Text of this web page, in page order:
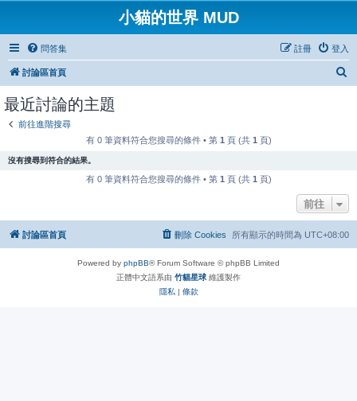
小貓的世界 MUD
問答集 登入
註冊
討論區首頁
最近討論的主題
前往進階搜尋
有 0 筆資料符合您搜尋的條件 • 第 1 頁 (共 1 頁)
沒有搜尋到符合的結果。
有 0 筆資料符合您搜尋的條件 • 第 1 頁 (共 1 頁)
前往
討論區首頁 所有顯示的時間為 UTC+08:00
刪除 Cookies
Powered by phpBB® Forum Software © phpBB Limited
正體中文語系由 竹貓星球 維護製作
隱私 | 條款